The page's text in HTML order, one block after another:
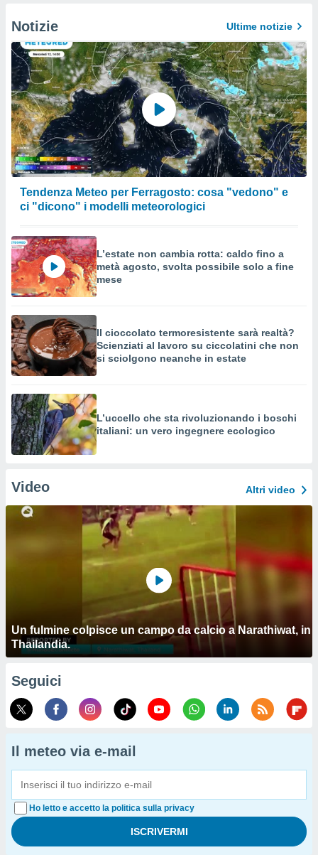
Notizie Ultime notizie
Tendenza Meteo per Ferragosto: cosa "vedono" e
ci "dicono" i modelli meteorologici
L’estate non cambia rotta: caldo fino a
metà agosto, svolta possibile solo a fine
mese
Il cioccolato termoresistente sarà realtà?
Scienziati al lavoro su ciccolatini che non
si sciolgono neanche in estate
L’uccello che sta rivoluzionando i boschi
italiani: un vero ingegnere ecologico
Video Altri video
Un fulmine colpisce un campo da calcio a Narathiwat, in
Thailandia.
Seguici
Il meteo via e-mail
Ho letto e accetto la politica sulla privacy